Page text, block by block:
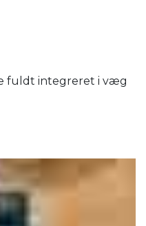
fuldt integreret i væg